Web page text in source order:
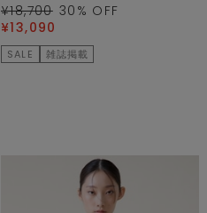
¥18,700 30 % OFF
¥13,090
SALE 雑誌掲載